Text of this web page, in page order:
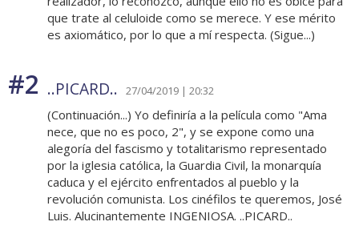
que trate al celuloide como se merece. Y ese mérito
es axiomático, por lo que a mí respecta. (Sigue...)
#2 ..PICARD.. 27/04/2019 | 20:32
(Continuación...) Yo definiría a la película como "Ama
nece, que no es poco, 2", y se expone como una
alegoría del fascismo y totalitarismo representado
por la iglesia católica, la Guardia Civil, la monarquía
caduca y el ejército enfrentados al pueblo y la
revolución comunista. Los cinéfilos te queremos, José
Luis. Alucinantemente INGENIOSA. ..PICARD..